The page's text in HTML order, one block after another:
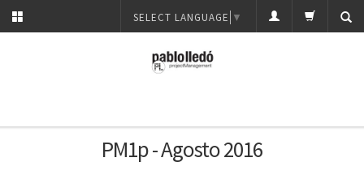
SELECT LANGUAGE ▼
PM1p - Agosto 2016